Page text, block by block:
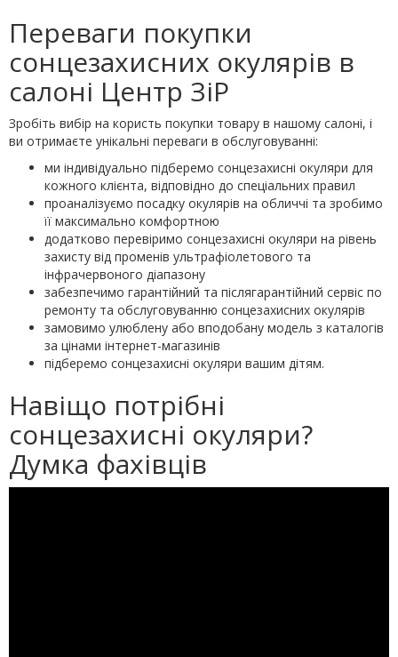
Переваги покупки
сонцезахисних окулярів в
салоні Центр ЗіР
Зробіть вибір на користь покупки товару в нашому салоні, і
ви отримаєте унікальні переваги в обслуговуванні:
ми індивідуально підберемо сонцезахисні окуляри для
кожного клієнта, відповідно до спеціальних правил
проаналізуємо посадку окулярів на обличчі та зробимо
її максимально комфортною
додатково перевіримо сонцезахисні окуляри на рівень
захисту від променів ультрафіолетового та
інфрачервоного діапазону
забезпечимо гарантійний та післягарантійний сервіс по
ремонту та обслуговуванню сонцезахисних окулярів
замовимо улюблену або вподобану модель з каталогів
за цінами інтернет-магазинів
підберемо сонцезахисні окуляри вашим дітям.
Навіщо потрібні
сонцезахисні окуляри?
Думка фахівців